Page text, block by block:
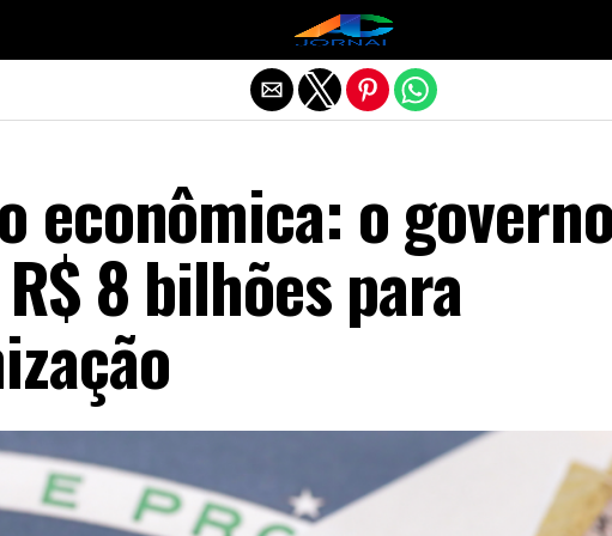
econômica: o
8 bilhões para
Exit mobile version